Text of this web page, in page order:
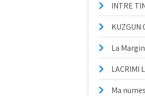
INTRE
KUZGUN
La
LACRIMI
Ma